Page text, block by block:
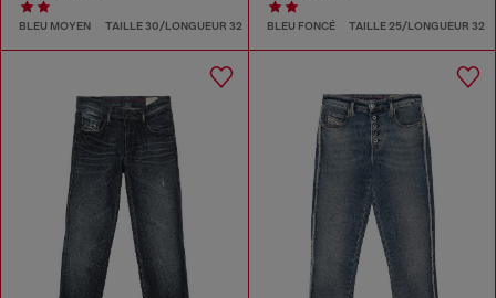
BLEU MOYEN TAILLE 30/LONGUEUR 32 BLEU FONCÉ TAILLE 25/LONGUEUR 32